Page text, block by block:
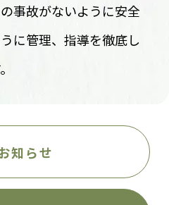
事故がないように安全
に管理、 指導を徹底し
知らせ